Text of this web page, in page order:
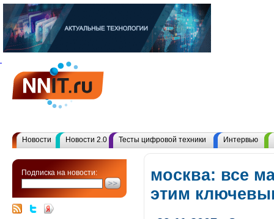
Новости Новости 2.0 Тесты цифровой техники Интервью
Подписка на новости:
москва: все
этим